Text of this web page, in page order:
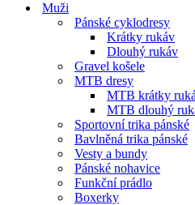
Muži
Pánské cyklodresy
Krátky rukáv
Dlouhý rukáv
Gravel košele
MTB dresy
MTB krátky
MTB dlouhý
Sportovní trika pánské
Bavlněná trika pánské
Vesty a bundy
Pánské nohavice
Funkční prádlo
Boxerky